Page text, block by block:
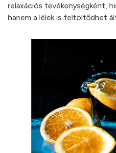
relaxációs tevékenységként,
hanem a lélek is feltöltődhet